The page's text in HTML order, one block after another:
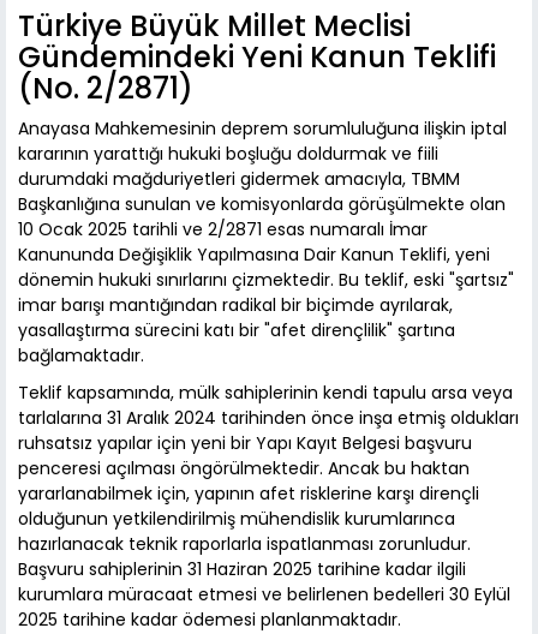
Türkiye Büyük Millet Meclisi
Gündemindeki Yeni Kanun Teklifi
(No. 2/2871)
Anayasa Mahkemesinin deprem sorumluluğuna ilişkin iptal
kararının yarattığı hukuki boşluğu doldurmak ve fiili
durumdaki mağduriyetleri gidermek amacıyla, TBMM
Başkanlığına sunulan ve komisyonlarda görüşülmekte olan
10 Ocak 2025 tarihli ve 2/2871 esas numaralı İmar
Kanununda Değişiklik Yapılmasına Dair Kanun Teklifi, yeni
dönemin hukuki sınırlarını çizmektedir. Bu teklif, eski "şartsız"
imar barışı mantığından radikal bir biçimde ayrılarak,
yasallaştırma sürecini katı bir "afet dirençlilik" şartına
bağlamaktadır.
Teklif kapsamında, mülk sahiplerinin kendi tapulu arsa veya
tarlalarına 31 Aralık 2024 tarihinden önce inşa etmiş oldukları
ruhsatsız yapılar için yeni bir Yapı Kayıt Belgesi başvuru
penceresi açılması öngörülmektedir. Ancak bu haktan
yararlanabilmek için, yapının afet risklerine karşı dirençli
olduğunun yetkilendirilmiş mühendislik kurumlarınca
hazırlanacak teknik raporlarla ispatlanması zorunludur.
Başvuru sahiplerinin 31 Haziran 2025 tarihine kadar ilgili
kurumlara müracaat etmesi ve belirlenen bedelleri 30 Eylül
2025 tarihine kadar ödemesi planlanmaktadır.